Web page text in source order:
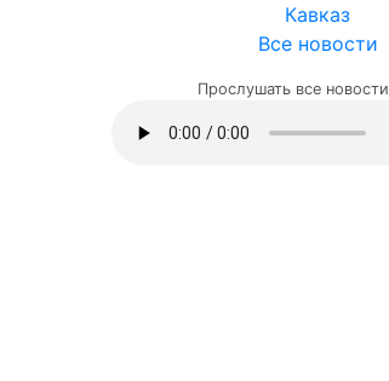
Кавказ
Все новости
Прослушать все новости